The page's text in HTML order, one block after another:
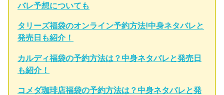
バレ予想についても
タリーズ福袋のオンライン予約方法!中身ネタバレと
発売日も紹介！
カルディ福袋の予約方法は？中身ネタバレと発売日
も紹介！
コメダ珈琲店福袋の予約方法は？中身ネタバレと発